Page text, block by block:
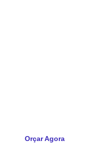
Orçar Agora